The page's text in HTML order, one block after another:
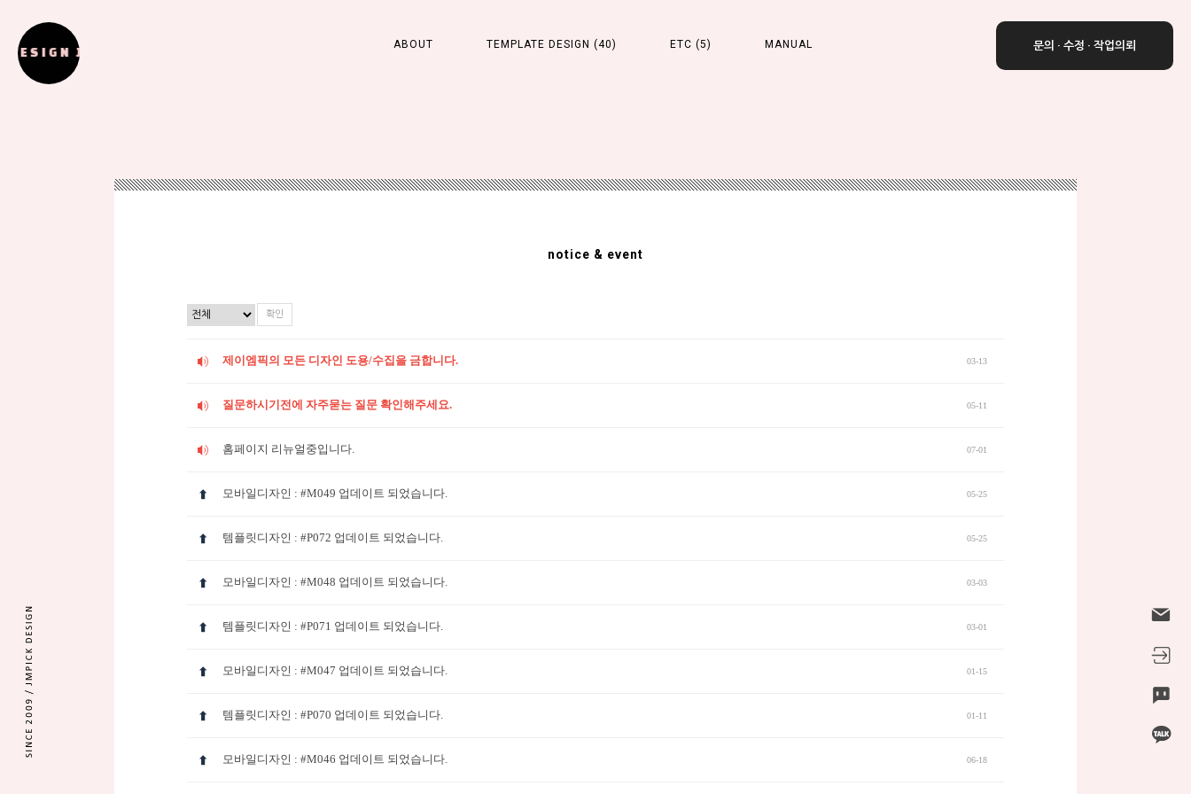
JMPICK DESIGN
MANUAL
ETC (5)
TEMPLATE DESIGN (40)
ABOUT 문의 · 수정 · 작업의뢰
notice & event
제이엠픽의 모든 디자인 도용/수집을 금합니다. 03-13
질문하시기전에 자주묻는 질문 확인해주세요. 05-11
홈페이지 리뉴얼중입니다. 07-01
모바일디자인 : #M049 업데이트 되었습니다. 05-25
템플릿디자인 : #P072 업데이트 되었습니다. 05-25
모바일디자인 : #M048 업데이트 되었습니다. 03-03
템플릿디자인 : #P071 업데이트 되었습니다. 03-01
모바일디자인 : #M047 업데이트 되었습니다. 01-15
템플릿디자인 : #P070 업데이트 되었습니다. 01-11
모바일디자인 : #M046 업데이트 되었습니다. 06-18